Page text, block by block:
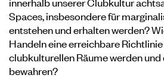
Spaces, insbesondere für
entstehen und erhalten werden?
Handeln eine erreichbare
clubkulturellen Räume werden
bewahren?